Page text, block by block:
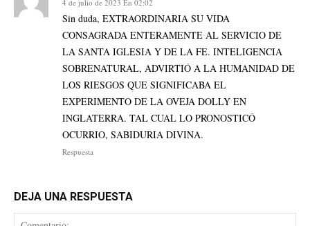
4 de julio de 2023 En 02:02
Sin duda, EXTRAORDINARIA SU VIDA
CONSAGRADA ENTERAMENTE AL SERVICIO DE
LA SANTA IGLESIA Y DE LA FE. INTELIGENCIA
SOBRENATURAL, ADVIRTIÓ A LA HUMANIDAD DE
LOS RIESGOS QUE SIGNIFICABA EL
EXPERIMENTO DE LA OVEJA DOLLY EN
INGLATERRA. TAL CUAL LO PRONOSTICÓ
OCURRIO, SABIDURIA DIVINA.
Respuesta
DEJA UNA RESPUESTA